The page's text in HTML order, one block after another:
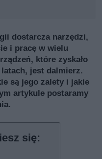
dostarcza narzędzi,
i pracę w wielu
które zyskało
jest dalmierz.
są jego zalety i jakie
artykule postaramy